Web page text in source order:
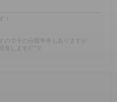
！
のでその分競争率もありますが
進します!(^^)!